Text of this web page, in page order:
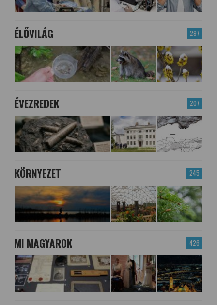
297
ÉLŐVILÁG
207
ÉVEZREDEK
245
KÖRNYEZET
426
MI MAGYAROK